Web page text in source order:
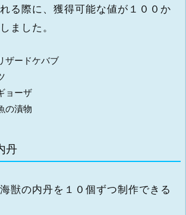
る際に、獲得可能な値が１００か
ました。
ザードケバブ
ョーザ
の漬物
丹
海獣の内丹を１０個ずつ制作できる